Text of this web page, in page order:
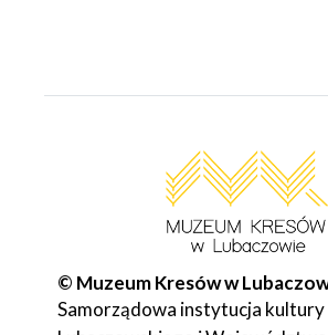
© Muzeum Kresów w
Samorządowa instytucja